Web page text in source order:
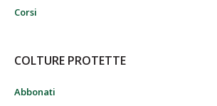
Corsi
COLTURE PROTETTE
Abbonati